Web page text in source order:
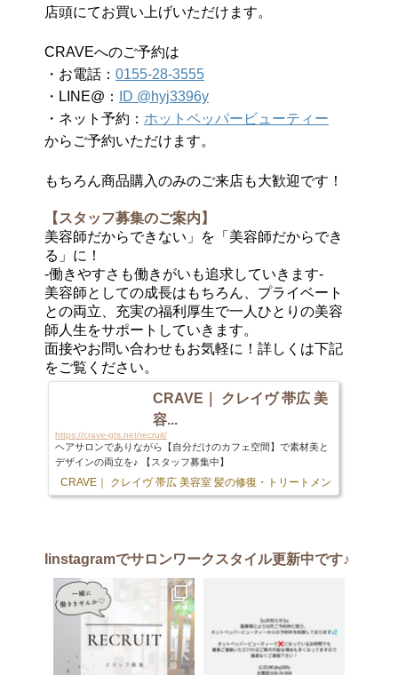
店頭にてお買い上げいただけます。
CRAVEへのご予約は
・お電話： 0155-28-3555
・LINE@：
ID @hyj3396y
・ネット予約： ホットペッパービューティー
からご予約いただけます。
もちろん商品購入のみのご来店も大歓迎です！
【スタッフ募集のご案内】
美容師だからできない」を「美容師だからでき
る」に！
-働きやすさも働きがいも追求していきます-
美容師としての成長はもちろん、プライベート
との両立、充実の福利厚生で一人ひとりの美容
師人生をサポートしていきます。
面接やお問い合わせもお気軽に！詳しくは下記
をご覧ください。
CRAVE｜ クレイヴ 帯広 美
容...
https://crave-gts.net/recruit/
ヘアサロンでありながら【自分だけのカフェ空間】で素材美と
デザインの両立を♪ 【スタッフ募集中】
CRAVE｜ クレイヴ 帯広 美容室 髪の修復・トリートメント専門店
Iinstagramでサロンワークスタイル更新中です♪